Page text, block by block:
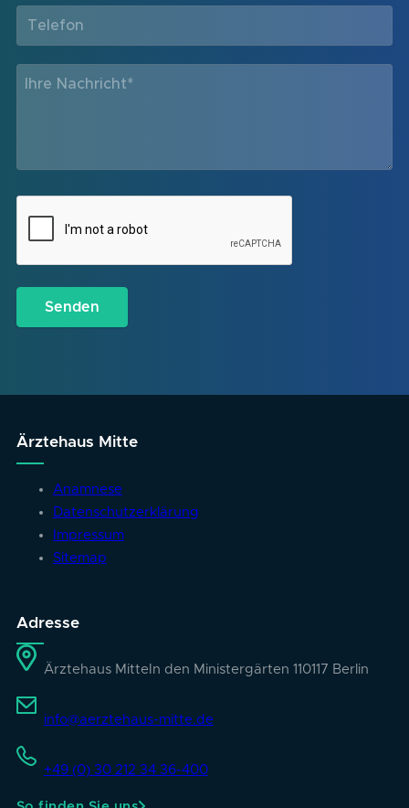
Telefon
Ihre Nachricht*
Ärztehaus Mitte
Anamnese
Datenschutzerklärung
Impressum
Sitemap
Adresse
Ärztehaus Mitte In den Ministergärten 110117 Berlin
info@aerztehaus-mitte.de
+49 (0) 30 212 34 36-400